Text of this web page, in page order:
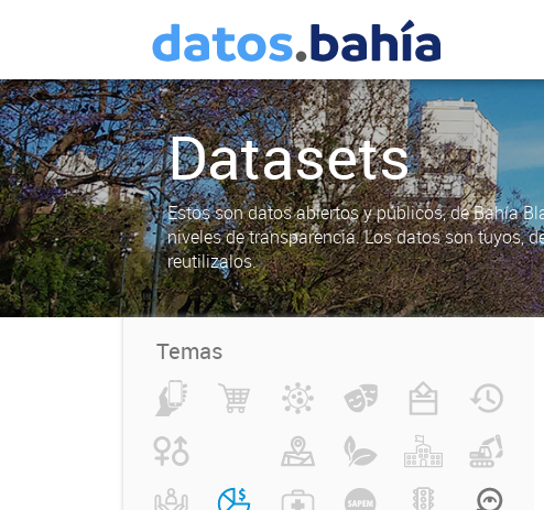
Datasets
Estos son datos abiertos y públicos, de Bahía
niveles de transparencia. Los datos son tuyos,
reutilizalos.
Temas